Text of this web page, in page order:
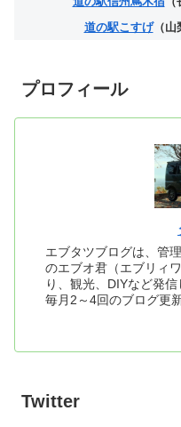
道の駅こすげ（山
プロフィール
エブタツブログは、管
のエブオ君（エブリィ
り、観光、DIYなど発信
毎月2～4回のブログ更
Twitter